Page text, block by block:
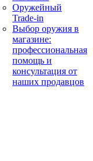
Оружейный
Trade-in
Выбор оружия в
магазине:
профессиональная
помощь и
консультация от
наших продавцов